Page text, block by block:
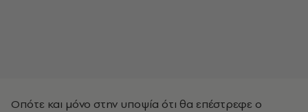
Οπότε και μόνο στην υποψία ότι θα επέστρεφε ο